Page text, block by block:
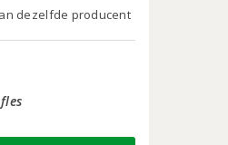
dezelfde producent